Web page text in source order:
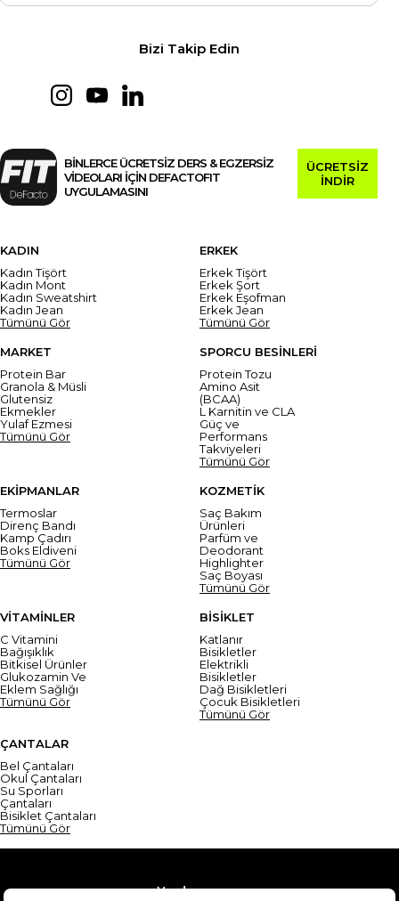
Bizi Takip Edin
BİNLERCE ÜCRETSİZ DERS & EGZERSİZ
VİDEOLARI İÇİN DEFACTOFIT
UYGULAMASINI
ÜCRETSİZ
İNDİR
KADIN
Kadın Tişört
Kadın Mont
Kadın Sweatshirt
Kadın Jean
Tümünü Gör
ERKEK
Erkek Tişört
Erkek Şort
Erkek Eşofman
Erkek Jean
Tümünü Gör
MARKET
Protein Bar
Granola & Müsli
Glutensiz
Ekmekler
Yulaf Ezmesi
Tümünü Gör
SPORCU BESİNLERİ
Protein Tozu
Amino Asit
(BCAA)
L Karnitin ve CLA
Güç ve
Performans
Takviyeleri
Tümünü Gör
EKİPMANLAR
Termoslar
Direnç Bandı
Kamp Çadırı
Boks Eldiveni
Tümünü Gör
KOZMETİK
Saç Bakım
Ürünleri
Parfüm ve
Deodorant
Highlighter
Saç Boyası
Tümünü Gör
VİTAMİNLER
C Vitamini
Bağışıklık
Bitkisel Ürünler
Glukozamin Ve
Eklem Sağlığı
Tümünü Gör
BİSİKLET
Katlanır
Bisikletler
Elektrikli
Bisikletler
Dağ Bisikletleri
Çocuk Bisikletleri
Tümünü Gör
ÇANTALAR
Bel Çantaları
Okul Çantaları
Su Sporları
Çantaları
Bisiklet Çantaları
Tümünü Gör
Yardım